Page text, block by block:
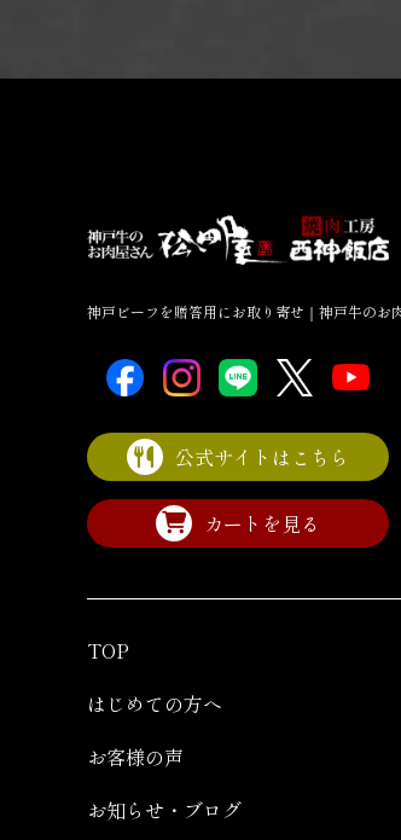
神戸ビーフを贈答用にお取り寄せ｜神戸牛のお
公式サイトはこちら
カートを見る
TOP
はじめての方へ
お客様の声
お知らせ・ブログ